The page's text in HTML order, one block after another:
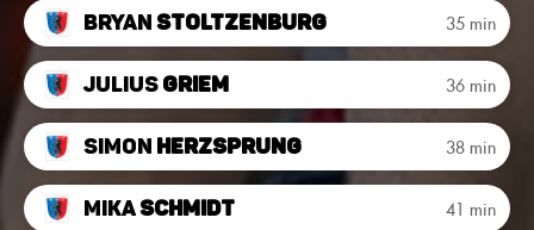
BryanStoltzenburg 35 min
JuliusGriem 36 min
Simon Herzsprung 38 min
MikaSchmidt 41 min